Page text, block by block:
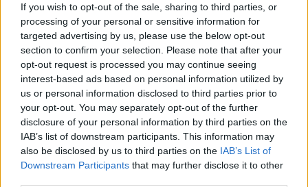
If you wish to opt-out of the sale, sharing to third parties, or
processing of your personal or sensitive information for
targeted advertising by us, please use the below opt-out
section to confirm your selection. Please note that after your
opt-out request is processed you may continue seeing
interest-based ads based on personal information utilized by
us or personal information disclosed to third parties prior to
your opt-out. You may separately opt-out of the further
disclosure of your personal information by third parties on the
IAB’s list of downstream participants. This information may
also be disclosed by us to third parties on the IAB’s List of
Downstream Participants that may further disclose it to other